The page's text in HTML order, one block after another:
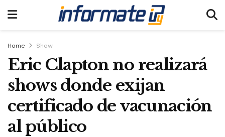
Home Show
Eric Clapton no realizará
shows donde exijan
certificado de vacunación
al público